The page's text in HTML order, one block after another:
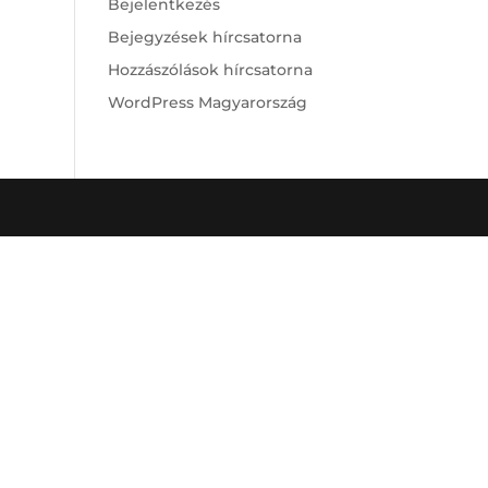
Bejelentkezés
Bejegyzések hírcsatorna
Hozzászólások hírcsatorna
WordPress Magyarország